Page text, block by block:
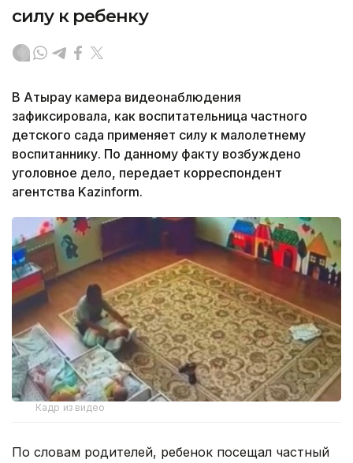
силу к ребенку
В Атырау камера видеонаблюдения
зафиксировала, как воспитательница частного
детского сада применяет силу к малолетнему
воспитаннику. По данному факту возбуждено
уголовное дело, передает корреспондент
агентства Kazinform.
Кадр из видео
По словам родителей, ребенок посещал частный